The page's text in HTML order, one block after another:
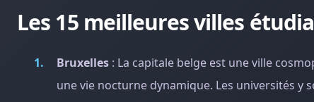
Les 15 meilleures villes
Bruxelles : La capitale belge est une ville
une vie nocturne dynamique. Les universités y